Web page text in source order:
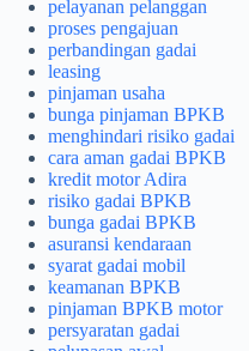
pelayanan pelanggan
proses pengajuan
perbandingan gadai
leasing
pinjaman usaha
bunga pinjaman BPKB
menghindari risiko gadai
cara aman gadai BPKB
kredit motor Adira
risiko gadai BPKB
bunga gadai BPKB
asuransi kendaraan
syarat gadai mobil
keamanan BPKB
pinjaman BPKB motor
persyaratan gadai